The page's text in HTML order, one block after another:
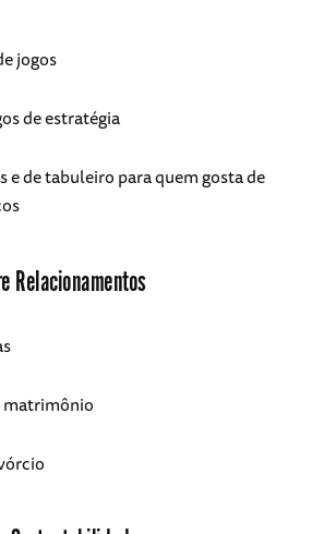
jogos
de estratégia
e de tabuleiro para quem gosta de
Relacionamentos
matrimônio